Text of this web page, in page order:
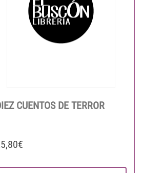
CUENTOS DE TERROR